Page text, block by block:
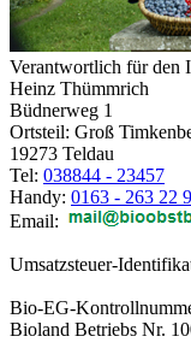
Verantwortlich für den
Heinz Thümmrich
Büdnerweg 1
Ortsteil: Groß
19273 Teldau
Tel: 038844 - 23457
Handy: 0163 - 263 22
Email:
Umsatzsteuer-
Bio-EG-
Bioland Betriebs Nr.